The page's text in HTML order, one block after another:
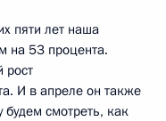
пяти лет наша
на 53 процента.
рост
И в апреле он также
смотреть, как